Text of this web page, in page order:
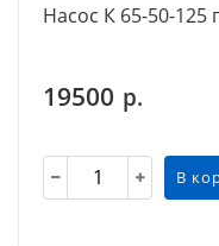
Насос К 65-50-125
19500 р.
В